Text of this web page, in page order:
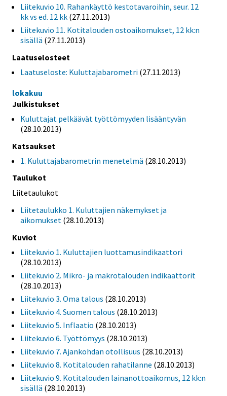
Liitekuvio 10. Rahankäyttö kestotavaroihin, seur. 12
kk vs ed. 12 kk (27.11.2013)
Liitekuvio 11. Kotitalouden ostoaikomukset, 12 kk:n
sisällä (27.11.2013)
Laatuselosteet
Laatuseloste: Kuluttajabarometri (27.11.2013)
lokakuu
Julkistukset
Kuluttajat pelkäävät työttömyyden lisääntyvän
(28.10.2013)
Katsaukset
1. Kuluttajabarometrin menetelmä (28.10.2013)
Taulukot
Liitetaulukot
Liitetaulukko 1. Kuluttajien näkemykset ja
aikomukset (28.10.2013)
Kuviot
Liitekuvio 1. Kuluttajien luottamusindikaattori
(28.10.2013)
Liitekuvio 2. Mikro- ja makrotalouden indikaattorit
(28.10.2013)
Liitekuvio 3. Oma talous (28.10.2013)
Liitekuvio 4. Suomen talous (28.10.2013)
Liitekuvio 5. Inflaatio (28.10.2013)
Liitekuvio 6. Työttömyys (28.10.2013)
Liitekuvio 7. Ajankohdan otollisuus (28.10.2013)
Liitekuvio 8. Kotitalouden rahatilanne (28.10.2013)
Liitekuvio 9. Kotitalouden lainanottoaikomus, 12 kk:n
sisällä (28.10.2013)